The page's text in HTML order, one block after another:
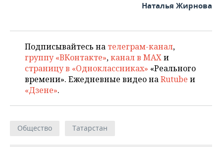
Наталья Жирнова
Подписывайтесь на телеграм-канал,
группу «ВКонтакте»,канал в MAXи
страницу в «Одноклассниках» «Реального
времени». Ежедневные видео наRutube и
«Дзене».
Общество Татарстан